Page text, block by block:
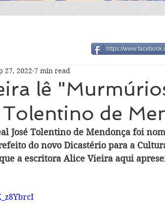
lê
de
27, 2022 7 min read
José Tolentino de Mendonça foi
do novo Dicastério para a
a escritora Alice Vieira aqui
https://